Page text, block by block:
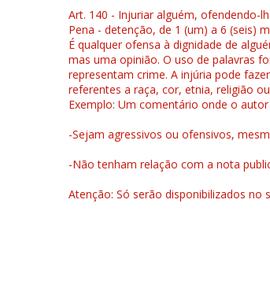
Art. 140 - Injuriar alguém, ofendendo-
Pena - detenção, de 1 (um) a 6 (seis)
É qualquer ofensa à dignidade de
mas uma opinião. O uso de palavras
representam crime. A injúria pode
referentes a raça, cor, etnia, religião
Exemplo: Um comentário onde o
-Sejam agressivos ou ofensivos,
-Não tenham relação com a nota
Atenção: Só serão disponibilizados